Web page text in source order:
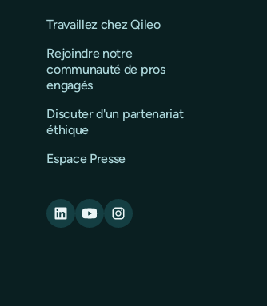
Travaillez chez Qileo
Rejoindre notre
communauté de pros
engagés
Discuter d'un partenariat
éthique
Espace Presse